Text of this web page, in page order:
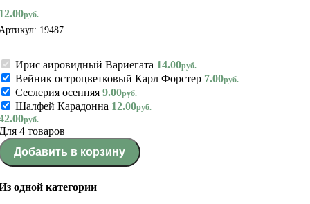
руб.
19487
Ирис аировидный Вариегата 14.00руб.
Вейник остроцветковый Карл Форстер 7.00руб.
Сеслерия осенняя 9.00руб.
Шалфей Карадонна 12.00руб.
руб.
4 товаров
Добавить в корзину
одной категории